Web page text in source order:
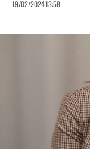
19/02/202413:58